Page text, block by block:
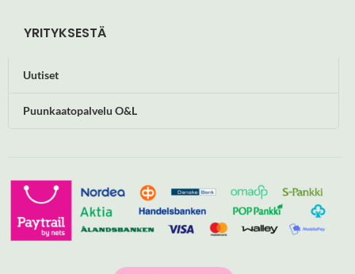
YRITYKSESTÄ
Uutiset
Puunkaatopalvelu O&L